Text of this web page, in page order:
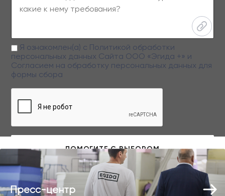
Заполняя данную форму вы даете свое согласие на обработку
персональных данных
Я ознакомлен(а) с Политикой обработки
персональных данных Сайта ООО «Эгида +» и
Согласием на обработку персональных данных для
формы сбора
Пресс-центр